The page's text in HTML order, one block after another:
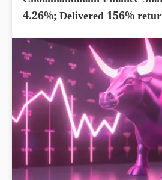
4.26%; Delivered 156%